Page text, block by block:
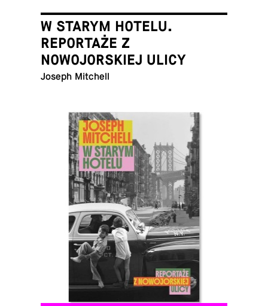
W STARYM HOTELU.
REPORTAŻE Z
NOWOJORSKIEJ ULICY
Joseph Mitchell